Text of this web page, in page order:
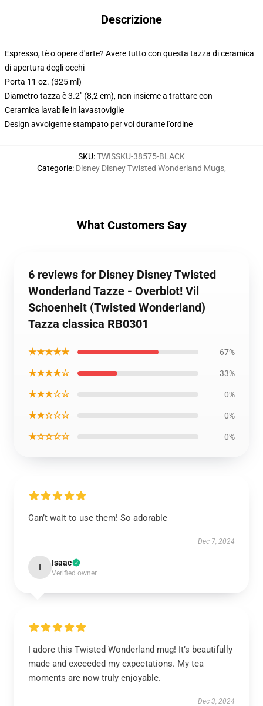
Descrizione
Espresso, tè o opere d'arte? Avere tutto con questa tazza di ceramica
di apertura degli occhi
Porta 11 oz. (325 ml)
Diametro tazza è 3.2" (8,2 cm), non insieme a trattare con
Ceramica lavabile in lavastoviglie
Design avvolgente stampato per voi durante l'ordine
SKU:TWISSKU-38575-BLACK
Categorie: Disney Disney Twisted Wonderland Mugs,
What Customers Say
6 reviews for Disney Disney Twisted
Wonderland Tazze - Overblot! Vil
Schoenheit (Twisted Wonderland)
Tazza classica RB0301
★★★★★ 67%
★★★★☆ 33%
★★★☆☆ 0%
★★☆☆☆ 0%
★☆☆☆☆ 0%
Can’t wait to use them! So adorable
Dec 7, 2024
I Isaac
Verified owner
I adore this Twisted Wonderland mug! It’s beautifully
made and exceeded my expectations. My tea
moments are now truly enjoyable.
Dec 3, 2024